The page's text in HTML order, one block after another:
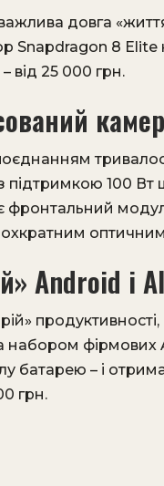
довга
Snapdragon 8
від 25 000 грн.
підтримкою 100
фронтальний
Android і
фірмових
батарею – і
грн.